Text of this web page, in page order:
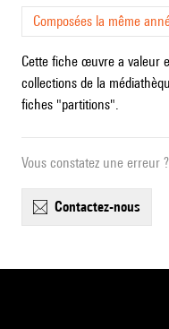
Composées la même
Cette fiche œuvre a valeur
collections de la
fiches "partitions".
Vous constatez une erreur ?
contactez-nous